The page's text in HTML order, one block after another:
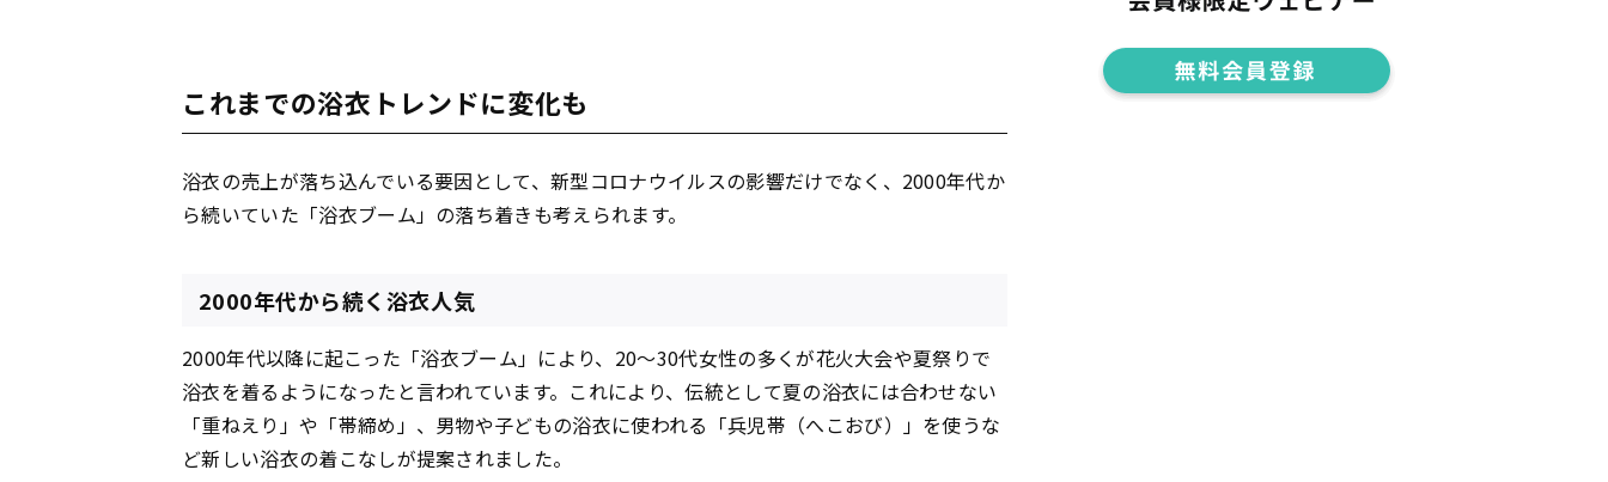
これまでの浴衣トレンドに変化も
浴衣の売上が落ち込んでいる要因として、新型コロナウイルスの影響だけでなく、2000年代か
ら続いていた「浴衣ブーム」の落ち着きも考えられます。
2000年代から続く浴衣人気
2000年代以降に起こった「浴衣ブーム」により、20～30代女性の多くが花火大会や夏祭りで
浴衣を着るようになったと言われています。これにより、伝統として夏の浴衣には合わせない
「重ねえり」や「帯締め」、男物や子どもの浴衣に使われる「兵児帯（へこおび）」を使うな
ど新しい浴衣の着こなしが提案されました。